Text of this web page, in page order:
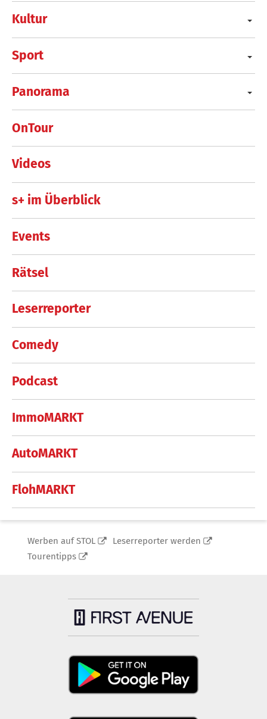
Kultur
Sport
Panorama
OnTour
Videos
s+ im Überblick
Events
Rätsel
Leserreporter
Comedy
Podcast
ImmoMARKT
AutoMARKT
FlohMARKT
Werben auf STOL
Leserreporter werden
Tourentipps